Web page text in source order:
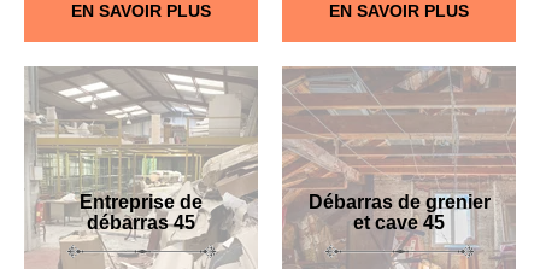
EN SAVOIR PLUS EN SAVOIR PLUS
Entreprise de
débarras 45
Débarras de grenier
et cave 45